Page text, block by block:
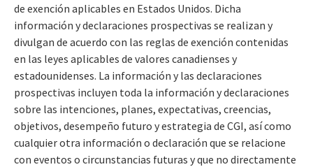
de exención aplicables en Estados Unidos. Dicha
información y declaraciones prospectivas se realizan y
divulgan de acuerdo con las reglas de exención contenidas
en las leyes aplicables de valores canadienses y
estadounidenses. La información y las declaraciones
prospectivas incluyen toda la información y declaraciones
sobre las intenciones, planes, expectativas, creencias,
objetivos, desempeño futuro y estrategia de CGI, así como
cualquier otra información o declaración que se relacione
con eventos o circunstancias futuras y que no directamente